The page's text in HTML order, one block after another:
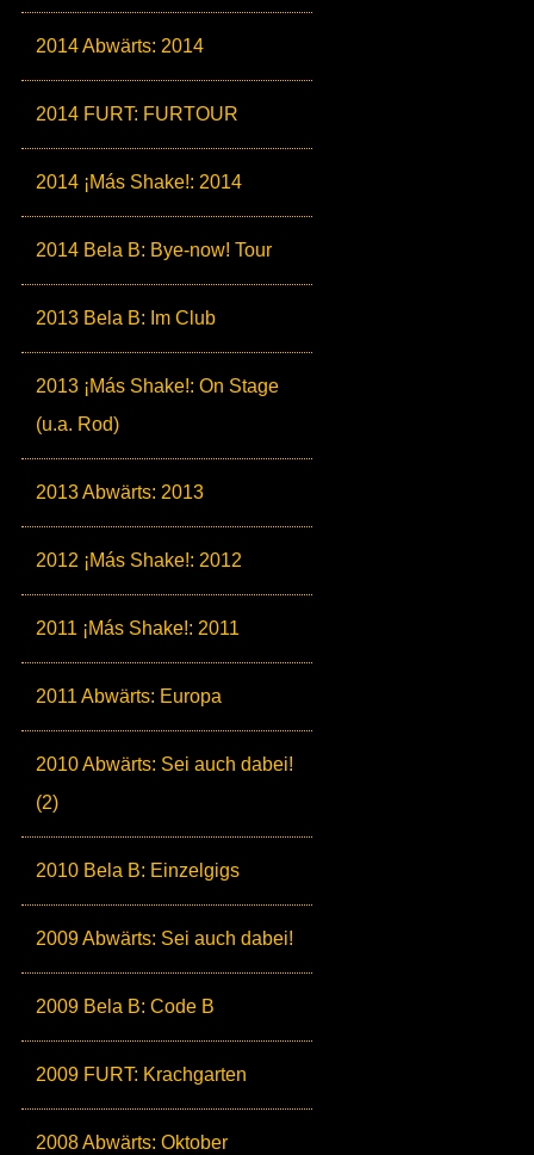
2014 Abwärts: 2014
2014 FURT: FURTOUR
2014 ¡Más Shake!: 2014
2014 Bela B: Bye-now! Tour
2013 Bela B: Im Club
2013 ¡Más Shake!: On Stage
(u.a. Rod)
2013 Abwärts: 2013
2012 ¡Más Shake!: 2012
2011 ¡Más Shake!: 2011
2011 Abwärts: Europa
2010 Abwärts: Sei auch dabei!
(2)
2010 Bela B: Einzelgigs
2009 Abwärts: Sei auch dabei!
2009 Bela B: Code B
2009 FURT: Krachgarten
2008 Abwärts: Oktober